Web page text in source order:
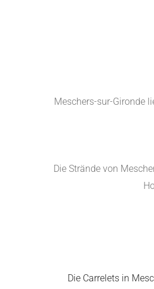
Meschers-sur-Gironde
Die Strände von
Die Carrelets in